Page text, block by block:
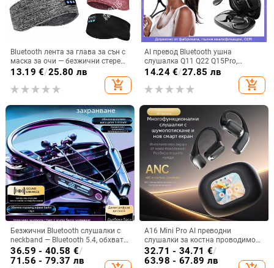
Bluetooth лента за глава за сън с
маска за очи — безжични стерео
слушалки, Bluetooth 5.4, обхват
разговори и музика
13.19 €/25.80 лв
add_shopping_cart
AI превод Bluetooth ушна
слушалка Q11 Q22 Q15Pro,
Bluetooth 5.3, обхват 10 м, време
на работа 4–8 ч, цифров дисплей
14.24€/27.85 лв
add_shopping_cart
Безжични Bluetooth слушалки с
neckband — Bluetooth 5.4, обхват
10 м, живот на батерията над 8 ч,
стерео звук, цифров дисплей
36.59 - 40.58 €/
71.56 - 79.37 лв
A16 Mini Pro AI преводни
слушалки за костна проводимост
със цветен дисплей и
шумопотискане, Bluetooth 5.4
32.71 - 34.71 €/
63.98 - 67.89 лв